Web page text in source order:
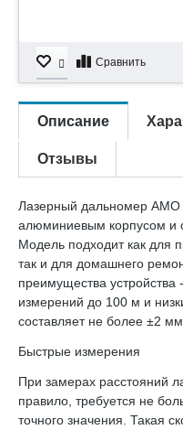
Сравнить
Описание
Отзывы
Лазерный дальномер
алюминиевым корпусом и
Модель подходит как для
так и для домашнего
преимущества устройства
измерений до 100 м и
составляет не более ±2 мм.
Быстрые измерения
При замерах расстояний
правило, требуется не
точного значения. Такая